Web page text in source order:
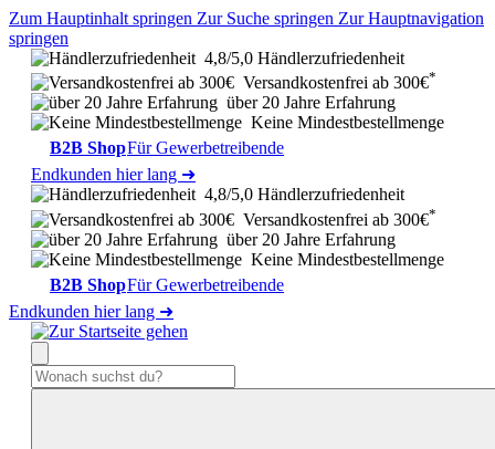
Zum Hauptinhalt springen Zur Suche springen Zur Hauptnavigation
springen
4,8/5,0 Händlerzufriedenheit
Versandkostenfrei ab 300€*
über 20 Jahre Erfahrung
Keine Mindestbestellmenge
B2B ShopFür Gewerbetreibende
Endkunden hier lang ➜
4,8/5,0 Händlerzufriedenheit
Versandkostenfrei ab 300€*
über 20 Jahre Erfahrung
Keine Mindestbestellmenge
B2B ShopFür Gewerbetreibende
Endkunden hier lang ➜